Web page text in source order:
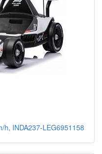
h, INDA237-LEG6951158